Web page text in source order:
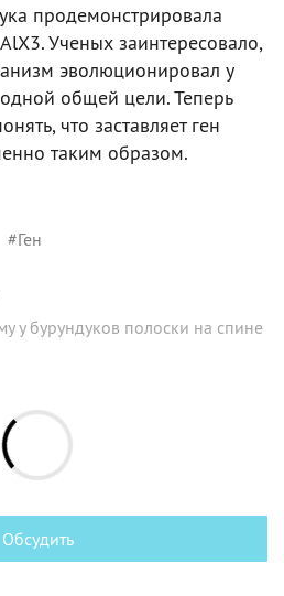
продемонстрировала
Ученых заинтересовало,
эволюционировал у
общей цели. Теперь
что заставляет ген
таким образом.
#Ген
у бурундуков полоски на спине
Обсудить